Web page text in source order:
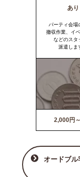
あり
パーティ会場
撤収作業、イ
などのスタ
派遣しま
2,000円
オードブル